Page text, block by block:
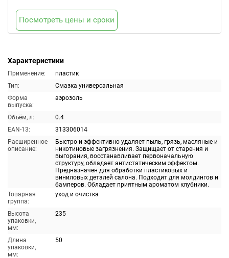
Характеристики
Применение:
пластик
Тип:
Смазка универсальная
Форма
выпуска:
аэрозоль
Объём, л:
0.4
EAN-13:
313306014
Расширенное
описание:
Быстро и эффективно удаляет пыль, грязь, масляные и
никотиновые загрязнения. Защищает от старения и
выгорания, восстанавливает первоначальную
структуру, обладает антистатическим эффектом.
Предназначен для обработки пластиковых и
виниловых деталей салона. Подходит для молдингов и
бамперов. Обладает приятным ароматом клубники.
Товарная
группа:
уход и очистка
Высота
упаковки,
мм:
235
Длина
упаковки,
мм:
50
Посмотреть цены и сроки